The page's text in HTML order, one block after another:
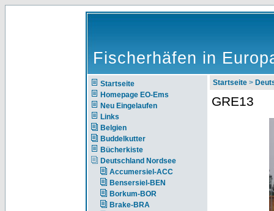
Fischerhäfen in
Startseite
Homepage EO-Ems
Neu Eingelaufen
Links
Belgien
Buddelkutter
Bücherkiste
Deutschland Nordsee
Accumersiel-ACC
Bensersiel-BEN
Borkum-BOR
Brake-BRA
Startseite >
GRE13